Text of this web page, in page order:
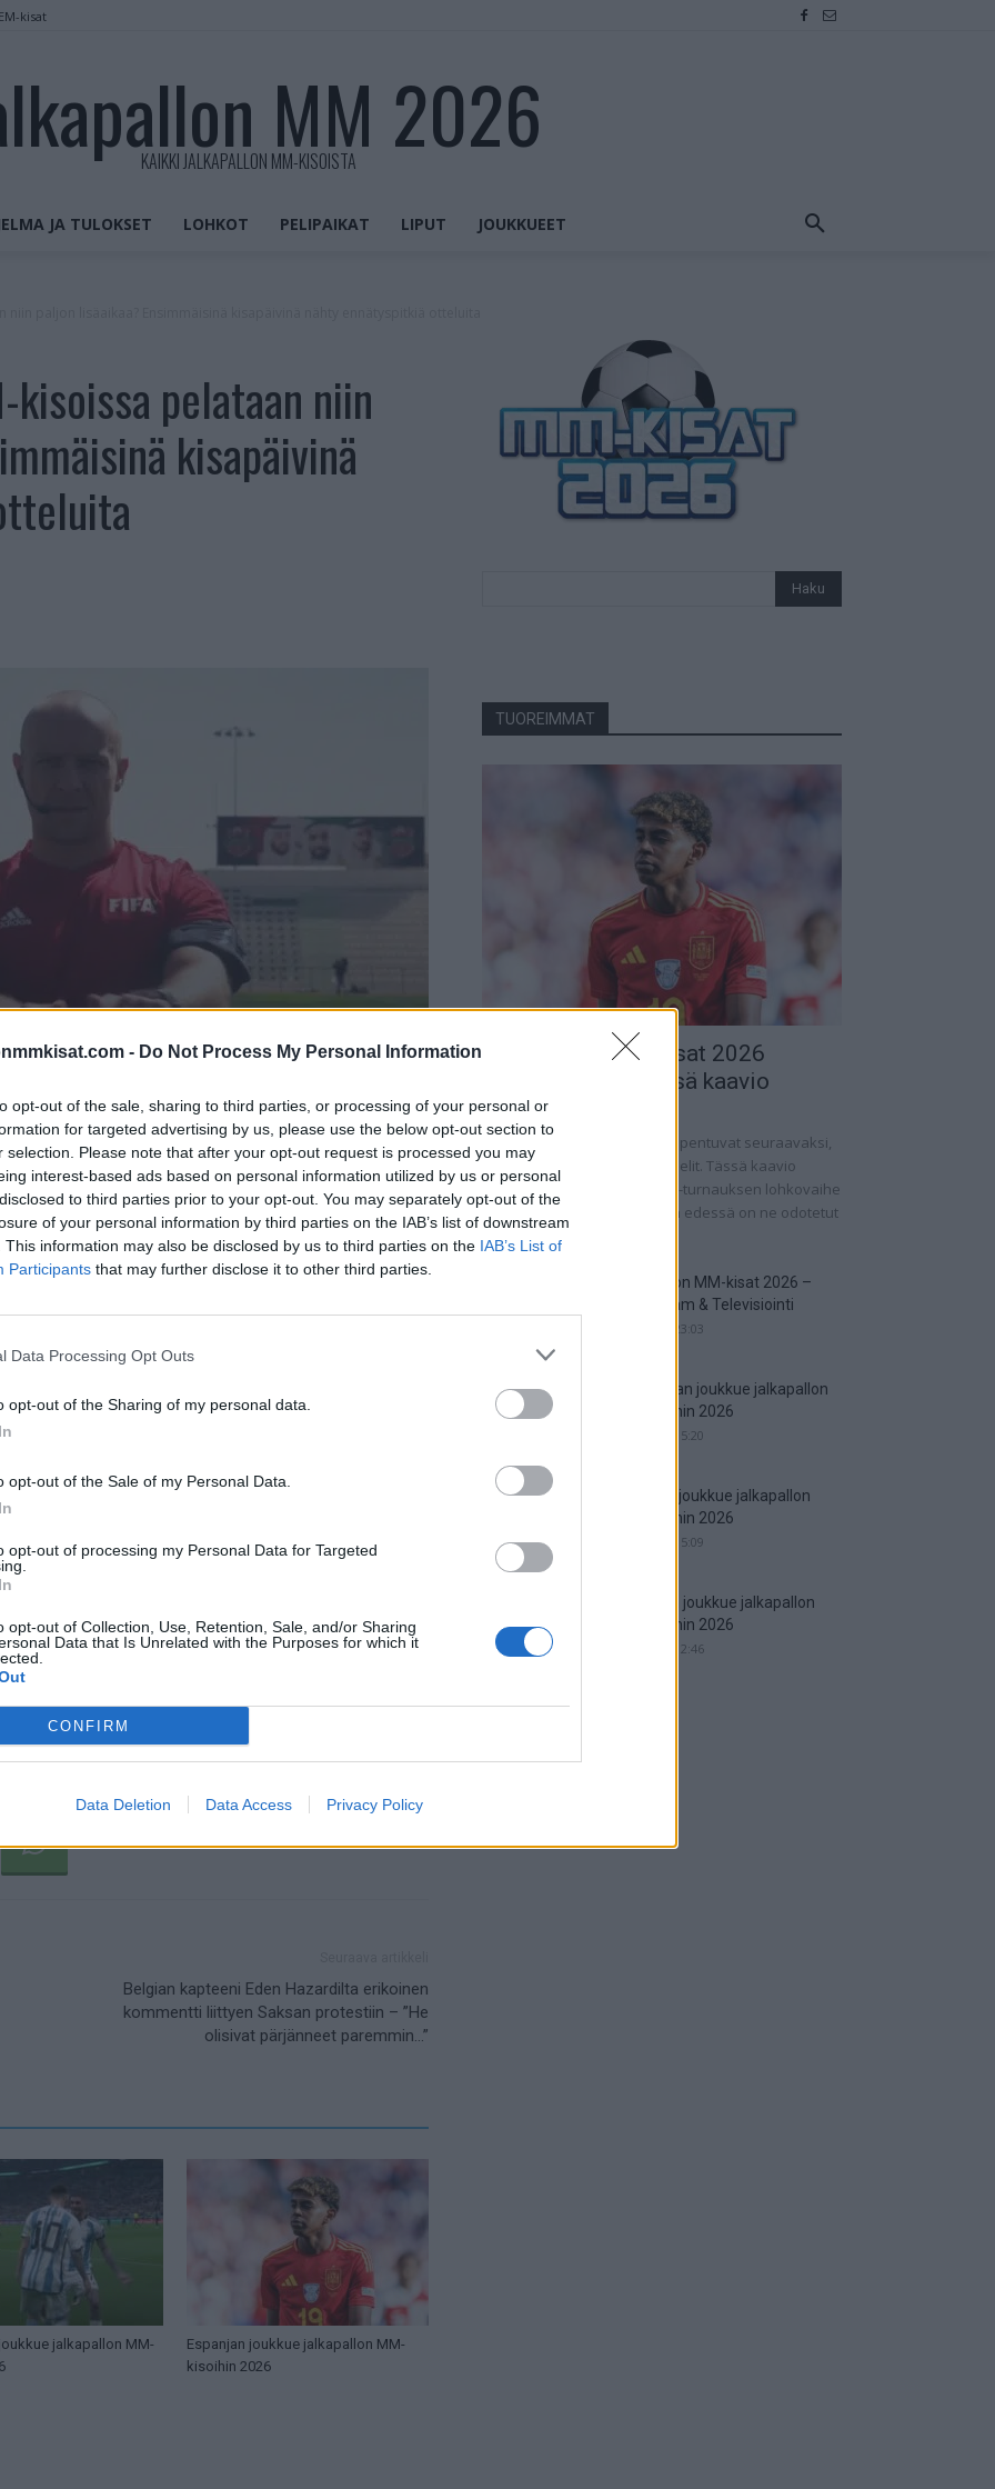
- Do Not Process My Personal Information
opt-out of the sale, sharing to third parties, or processing of your personal or
for targeted advertising by us, please use the below opt-out section to
selection. Please note that after your opt-out request is processed you may
interest-based ads based on personal information utilized by us or personal
to third parties prior to your opt-out. You may separately opt-out of the
of your personal information by third parties on the IAB’s list of downstream
This information may also be disclosed by us to third parties on the IAB’s List of
Participants that may further disclose it to other third parties.
Data Processing Opt Outs
opt-out of the Sharing of my personal data.
opt-out of the Sale of my Personal Data.
opt-out of processing my Personal Data for Targeted
opt-out of Collection, Use, Retention, Sale, and/or Sharing
Data that Is Unrelated with the Purposes for which it
CONFIRM
Data Deletion Data Access Privacy Policy
kisat
MM 2026
KAIKKI JALKAPALLON MM-KISOISTA
JA TULOKSET LOHKOT PELIPAIKAT LIPUT JOUKKUEET
pelataan niin
kisapäivinä
puheenaiheeksi kentältä muutaman
venyneet MM-kisoissa 2022 ennätyspitkiksi.
kentän ulkopuolisesta asiasta jo pitkään ja myös
sekähuonotasoisesta ruoasta.
on nimittäin noussut MM-kisoissa
kisapäivien aikana ennätyspitkiksi.
Englannin ja Iranin välillä oli MM-historian pisin, siinä
puoliajalla lisäaikaa tarvittiin lähes 14
joita on näissäkin kisoissa nähty paljon. The
että ottelun tulee kestää vähintään 100
olisi annettava yhteensä kymmenen minuutin
pelikelloon. Kun pallo ei aktiivisesti ole pelissä,
mukaan lisäaikaan. Tästä johtuen Qatarissa
pitkiä.
Belgian kapteeni Eden Hazardilta erikoinen
kommentti liittyen Saksan protestiin – ”He
olisivat pärjänneet paremmin…”
jalkapallon MM-
Espanjan joukkue jalkapallon MM-
kisoihin 2026
TUOREIMMAT
Jalkapallon MM-kisat 2026
Pudotuspelit – tässä kaavio
28.06.2026 13:37
Jalkapallon MM-kisat 2026 huipentuvat seuraavaksi,
kun ohjelmassa on pudotuspelit. Tässä kaavio
turnaukseen! Jalkapallon MM-turnauksen lohkovaihe
on saatu nyt taputeltua, joten edessä on ne odotetut
tosipelit....
Jalkapallon MM-kisat 2026 –
Live Stream & Televisiointi
16.06.2026 23:03
Argentiinan joukkue jalkapallon
MM-kisoihin 2026
29.05.2026 15:20
Espanjan joukkue jalkapallon
MM-kisoihin 2026
29.05.2026 15:09
Englannin joukkue jalkapallon
MM-kisoihin 2026
25.05.2026 12:46